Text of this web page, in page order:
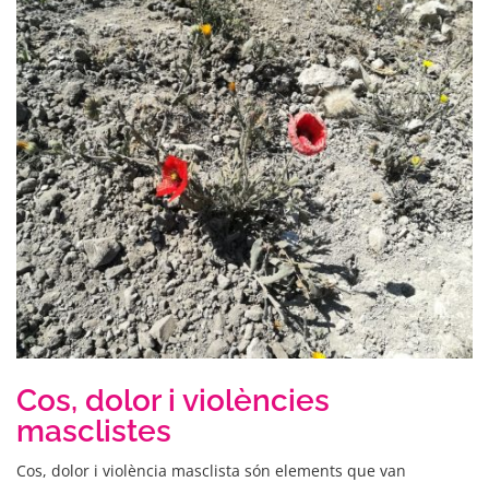
Cos, dolor i violències
masclistes
Cos, dolor i violència masclista són elements que van